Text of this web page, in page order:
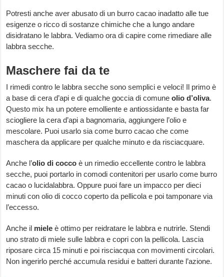
Potresti anche aver abusato di un burro cacao inadatto alle tue
esigenze o ricco di sostanze chimiche che a lungo andare
disidratano le labbra. Vediamo ora di capire come rimediare alle
labbra secche.
Maschere fai da te
I rimedi contro le labbra secche sono semplici e veloci! Il primo è
a base di cera d’api e di qualche goccia di comuneolio d’oliva.
Questo mix ha un potere emolliente e antiossidante e basta far
sciogliere la cera d’api a bagnomaria, aggiungere l’olio e
mescolare. Puoi usarlo sia come burro cacao che come
maschera da applicare per qualche minuto e da risciacquare.
Anche l’olio di cocco è un rimedio eccellente contro le labbra
secche, puoi portarlo in comodi contenitori per usarlo come burro
cacao o lucidalabbra. Oppure puoi fare un impacco per dieci
minuti con olio di cocco coperto da pellicola e poi tamponare via
l’eccesso.
Anche il miele è ottimo per reidratare le labbra e nutrirle. Stendi
uno strato di miele sulle labbra e copri con la pellicola. Lascia
riposare circa 15 minuti e poi risciacqua con movimenti circolari.
Non ingerirlo perché accumula residui e batteri durante l’azione.